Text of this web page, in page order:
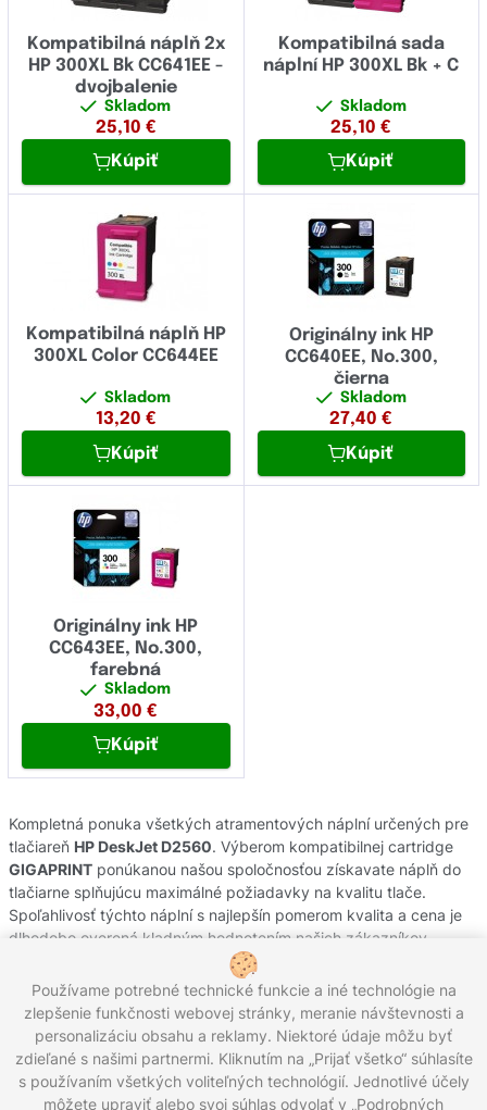
Kompatibilná náplň 2x
HP 300XL Bk CC641EE -
dvojbalenie
Skladom
25,10 €
Kúpiť
Kompatibilná sada
náplní HP 300XL Bk + C
Skladom
25,10 €
Kúpiť
Kompatibilná náplň HP
300XL Color CC644EE
Skladom
13,20 €
Kúpiť
Originálny ink HP
CC640EE, No.300,
čierna
Skladom
27,40 €
Kúpiť
Originálny ink HP
CC643EE, No.300,
farebná
Skladom
33,00 €
Kúpiť
Kompletná ponuka všetkých atramentových náplní určených pre
tlačiareň HP DeskJet D2560. Výberom kompatibilnej cartridge
GIGAPRINT ponúkanou našou spoločnosťou získavate náplň do
tlačiarne splňujúcu maximálné požiadavky na kvalitu tlače.
Spoľahlivosť týchto náplní s najlepšín pomerom kvalita a cena je
dlhodobo overená kladným hodnotením našich zákazníkov.
Originálne atramentové cartridge od výrobcov
oficiálnej slovenskej distribúcie s garanciou pôvodu. Potrebujete
poradiť s výberom náplní do Vašej tlačiarne, kontaktujte náš
zákaznícky servis, kde Vám radi pomôžeme.
Používame potrebné technické funkcie a iné technológie na
zlepšenie funkčnosti webovej stránky, meranie návštevnosti a
personalizáciu obsahu a reklamy. Niektoré údaje môžu byť
zdieľané s našimi partnermi. Kliknutím na „Prijať všetko“ súhlasíte
s používaním všetkých voliteľných technológií. Jednotlivé účely
môžete upraviť alebo svoj súhlas odvolať v „Podrobných